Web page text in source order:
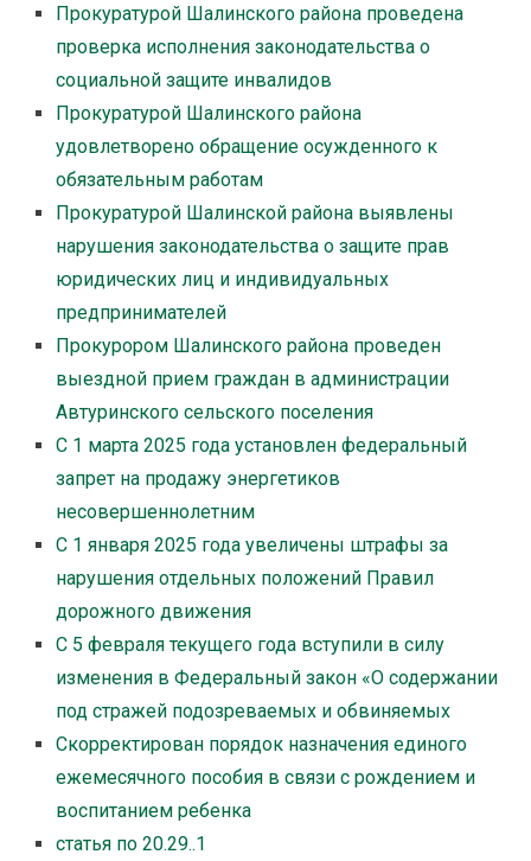
Прокуратурой Шалинского района проведена
проверка исполнения законодательства о
социальной защите инвалидов
Прокуратурой Шалинского района
удовлетворено обращение осужденного к
обязательным работам
Прокуратурой Шалинской района выявлены
нарушения законодательства о защите прав
юридических лиц и индивидуальных
предпринимателей
Прокурором Шалинского района проведен
выездной прием граждан в администрации
Автуринского сельского поселения
С 1 марта 2025 года установлен федеральный
запрет на продажу энергетиков
несовершеннолетним
С 1 января 2025 года увеличены штрафы за
нарушения отдельных положений Правил
дорожного движения
С 5 февраля текущего года вступили в силу
изменения в Федеральный закон «О содержании
под стражей подозреваемых и обвиняемых
Скорректирован порядок назначения единого
ежемесячного пособия в связи с рождением и
воспитанием ребенка
статья по 20.29..1